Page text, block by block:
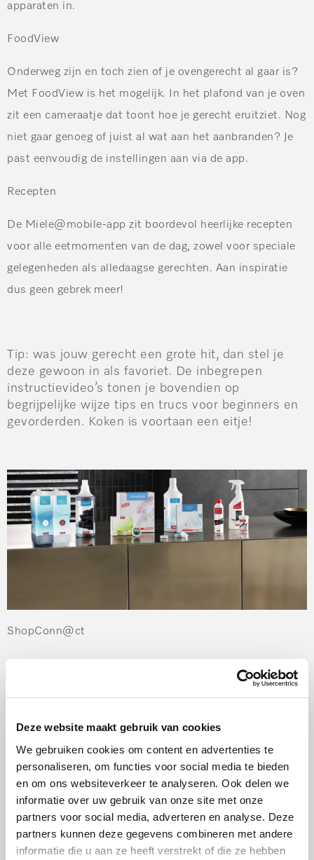
Deze website maakt gebruik van cookies
We gebruiken cookies om content en advertenties te
personaliseren, om functies voor social media te bieden
en om ons websiteverkeer te analyseren. Ook delen we
informatie over uw gebruik van onze site met onze
partners voor social media, adverteren en analyse. Deze
partners kunnen deze gegevens combineren met andere
informatie die u aan ze heeft verstrekt of die ze hebben
apparaten in.
FoodView
Onderweg zijn en toch zien of je ovengerecht al gaar is?
Met FoodView is het mogelijk. In het plafond van je oven
zit een cameraatje dat toont hoe je gerecht eruitziet. Nog
niet gaar genoeg of juist al wat aan het aanbranden? Je
past eenvoudig de instellingen aan via de app.
Recepten
De Miele@mobile-app zit boordevol heerlijke recepten
voor alle eetmomenten van de dag, zowel voor speciale
gelegenheden als alledaagse gerechten. Aan inspiratie
dus geen gebrek meer!
Tip: was jouw gerecht een grote hit, dan stel je
deze gewoon in als favoriet. De inbegrepen
instructievideo’s tonen je bovendien op
begrijpelijke wijze tips en trucs voor beginners en
gevorderden. Koken is voortaan een eitje!
ShopConn@ct
ingrediënten dan direct via ShopConn@ct! Ook
handige functie. Sterker nog, ShopConn@ct stuurt je
een melding als je voorraad bijna op is. Via het bericht
kom je direct in deMiele webshopterecht. Zo bespaar je
jezelf een hoop tijd en moeite.
SmartStart